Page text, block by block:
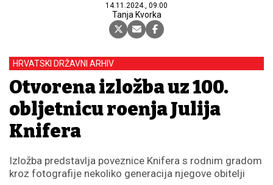
14.11.2024., 09:00
Tanja Kvorka
HRVATSKI DRŽAVNI ARHIV
Otvorena izložba uz 100.
obljetnicu rođenja Julija
Knifera
Izložba predstavlja poveznice Knifera s rodnim gradom
kroz fotografije nekoliko generacija njegove obitelji